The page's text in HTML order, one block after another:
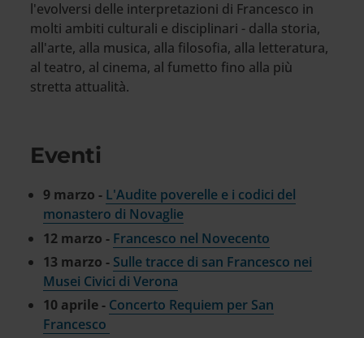
l'evolversi delle interpretazioni di Francesco in
molti ambiti culturali e disciplinari - dalla storia,
all'arte, alla musica, alla filosofia, alla letteratura,
al teatro, al cinema, al fumetto fino alla più
stretta attualità.
Eventi
9 marzo - L'Audite poverelle e i codici del
monastero di Novaglie
12 marzo - Francesco nel Novecento
13 marzo - Sulle tracce di san Francesco nei
Musei Civici di Verona
10 aprile - Concerto Requiem per San
Francesco